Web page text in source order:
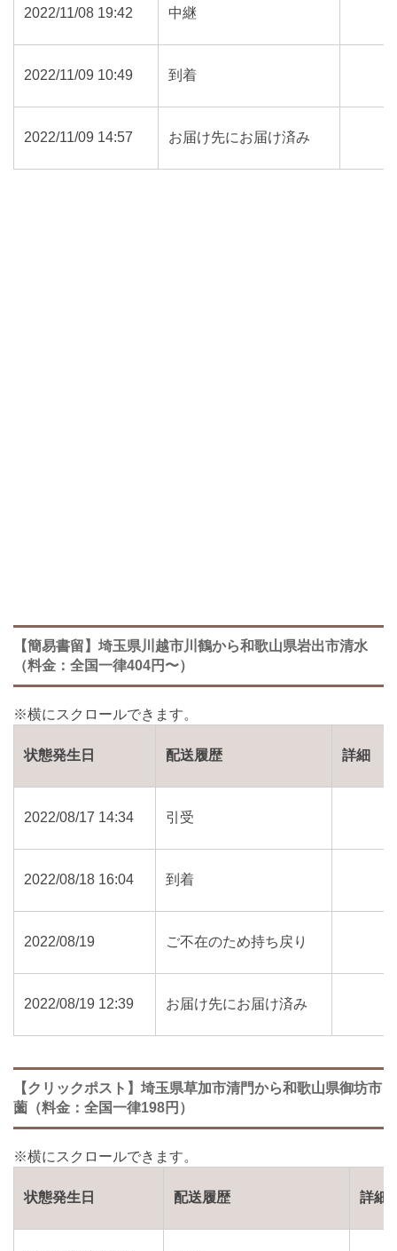
2022/11/08 19:42 中継
2022/11/09 10:49 到着
2022/11/09 14:57 お届け先にお届け済み
【簡易書留】埼玉県川越市川鶴から和歌山県岩出市清水
（料金：全国一律404円〜）
状態発生日 配送履歴 詳細
2022/08/17 14:34 引受
2022/08/18 16:04 到着
2022/08/19 ご不在のため持ち戻り
2022/08/19 12:39 お届け先にお届け済み
【クリックポスト】埼玉県草加市清門から和歌山県御坊市
薗（料金：全国一律198円）
状態発生日 配送履歴 詳細